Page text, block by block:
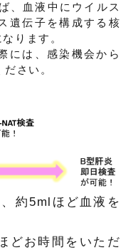
、血液中にウイルス
遺伝子を構成する核
ります。
には、感染機会から
さい。
約5mlほど血液を
どお時間をいただ